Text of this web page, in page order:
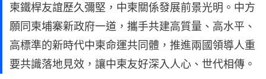
柬鐵桿友誼歷久彌堅，中柬關係發展前景光明。中方
願同柬埔寨新政府一道，攜手共建高質量、高水平、
高標準的新時代中柬命運共同體，推進兩國領導人重
要共識落地見效，讓中柬友好深入人心、世代相傳。